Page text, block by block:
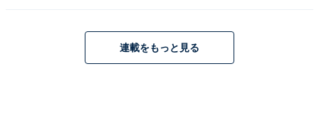
「勉める」の意味
連載をもっと見る